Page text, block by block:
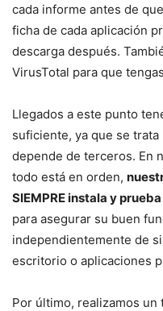
cada informe antes de
ficha de cada aplicación
descarga después.
VirusTotal para que
Llegados a este punto
suficiente, ya que se
depende de terceros. En
todo está en orden,
SIEMPRE instala y
para asegurar su buen
independientemente de
escritorio o aplicaciones
Por último, realizamos